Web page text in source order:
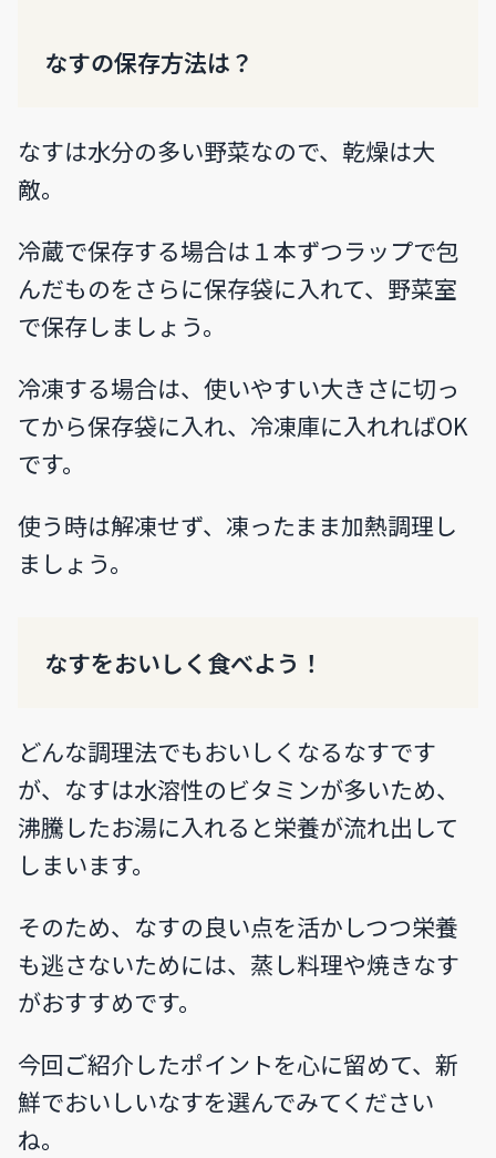
なすの保存方法は？
なすは水分の多い野菜なので、乾燥は大
敵。
冷蔵で保存する場合は１本ずつラップで包
んだものをさらに保存袋に入れて、野菜室
で保存しましょう。
冷凍する場合は、使いやすい大きさに切っ
てから保存袋に入れ、冷凍庫に入れればOK
です。
使う時は解凍せず、凍ったまま加熱調理し
ましょう。
なすをおいしく食べよう！
どんな調理法でもおいしくなるなすです
が、なすは水溶性のビタミンが多いため、
沸騰したお湯に入れると栄養が流れ出して
しまいます。
そのため、なすの良い点を活かしつつ栄養
も逃さないためには、蒸し料理や焼きなす
がおすすめです。
今回ご紹介したポイントを心に留めて、新
鮮でおいしいなすを選んでみてください
ね。